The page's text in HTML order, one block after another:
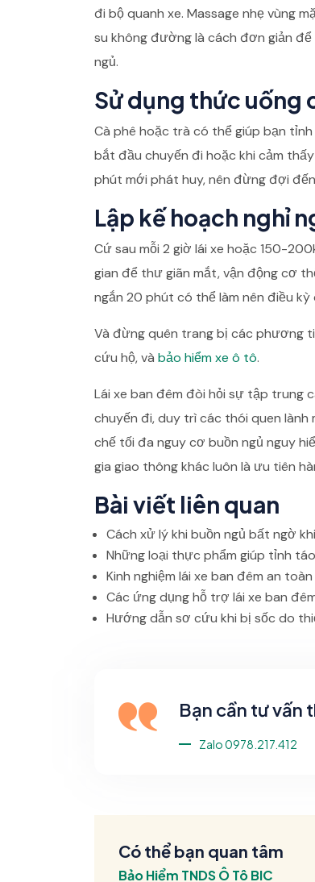
đi bộ quanh xe. Massage nhẹ vùng
su không đường là cách đơn giản
ngủ.
Sử dụng thức uống
Cà phê hoặc trà có thể giúp bạn
bắt đầu chuyến đi hoặc khi cảm
phút mới phát huy, nên đừng đợi
Lập kế hoạch nghỉ
Cứ sau mỗi 2 giờ lái xe hoặc 150-
gian để thư giãn mắt, vận động cơ
ngắn 20 phút có thể làm nên điều
Và đừng quên trang bị các phương
cứu hộ, và bảo hiểm xe ô tô.
Lái xe ban đêm đòi hỏi sự tập trung
chuyến đi, duy trì các thói quen lành
chế tối đa nguy cơ buồn ngủ nguy
gia giao thông khác luôn là ưu tiên
Bài viết liên quan
Cách xử lý khi buồn ngủ bất ngờ
Những loại thực phẩm giúp tỉnh
Kinh nghiệm lái xe ban đêm an
Các ứng dụng hỗ trợ lái xe ban
Hướng dẫn sơ cứu khi bị sốc do
Bạn cần tư vấn
Zalo 0978.217.412
Có thể bạn quan tâm
Bảo Hiểm TNDS Ô Tô BIC